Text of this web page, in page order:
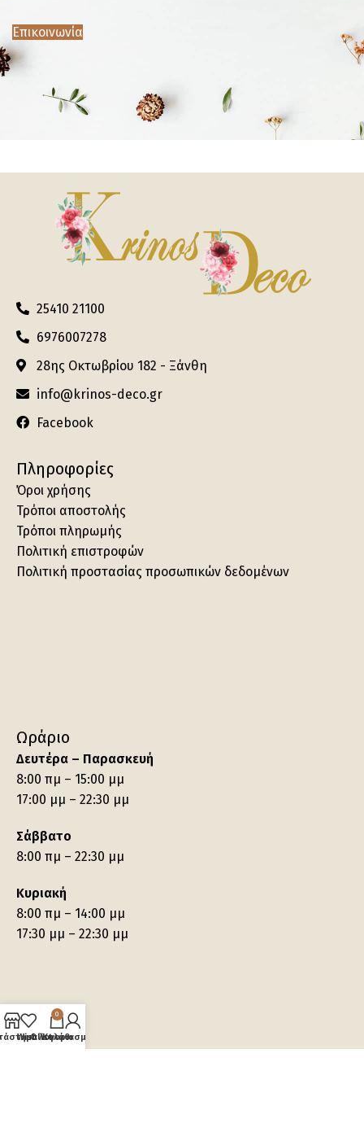
Επικοινωνία
25410 21100
6976007278
28ης Οκτωβρίου 182 - Ξάνθη
info@krinos-deco.gr
Facebook
Πληροφορίες
Όροι χρήσης
Τρόποι αποστολής
Τρόποι πληρωμής
Πολιτική επιστροφών
Πολιτική προστασίας προσωπικών δεδομένων
Ωράριο
Δευτέρα – Παρασκευή
8:00 πμ – 15:00 μμ
17:00 μμ – 22:30 μμ
Σάββατο
8:00 πμ – 22:30 μμ
Κυριακή
8:00 πμ – 14:00 μμ
17:30 μμ – 22:30 μμ
Wishlist
0
Καλάθι
Ο λογαριασμός μου